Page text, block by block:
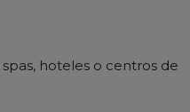
hoteles o centros de